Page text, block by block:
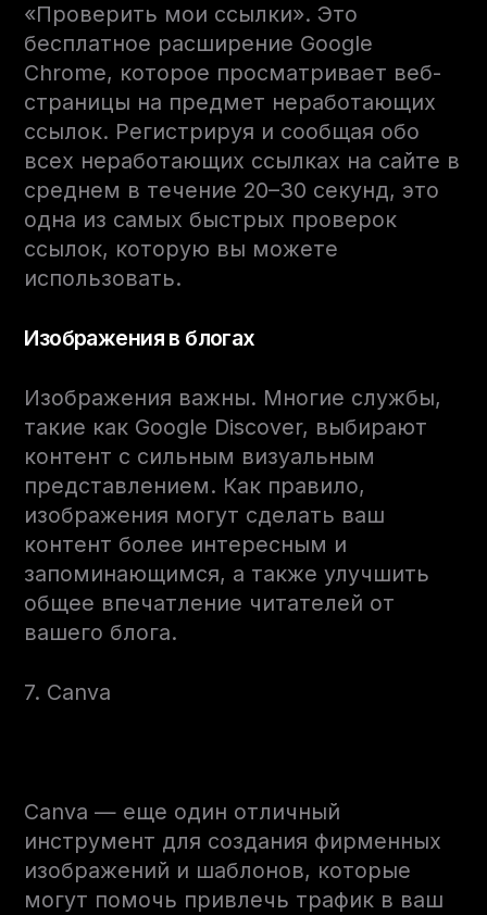
«Проверить мои ссылки». Это
бесплатное расширение Google
Chrome, которое просматривает веб-
страницы на предмет неработающих
ссылок. Регистрируя и сообщая обо
всех неработающих ссылках на сайте в
среднем в течение 20–30 секунд, это
одна из самых быстрых проверок
ссылок, которую вы можете
использовать.
Изображения в блогах
Изображения важны. Многие службы,
такие как Google Discover, выбирают
контент с сильным визуальным
представлением. Как правило,
изображения могут сделать ваш
контент более интересным и
запоминающимся, а также улучшить
общее впечатление читателей от
вашего блога.
7. Canva
Canva — еще один отличный
инструмент для создания фирменных
изображений и шаблонов, которые
могут помочь привлечь трафик в ваш